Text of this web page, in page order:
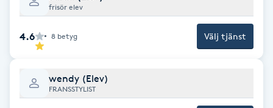
Hollywood Peel
Hot Stone Massage
Hot yoga
frisör elev
4.6 8 betyg Välj tjänst
wendy (Elev)
FRANSSTYLIST